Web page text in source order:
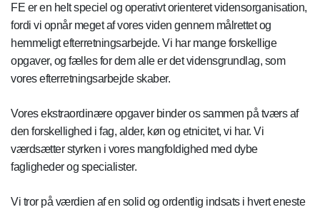
FE er en helt speciel og operativt orienteret vidensorganisation,
fordi vi opnår meget af vores viden gennem målrettet og
hemmeligt efterretningsarbejde. Vi har mange forskellige
opgaver, og fælles for dem alle er det vidensgrundlag, som
vores efterretningsarbejde skaber.
Vores ekstraordinære opgaver binder os sammen på tværs af
den forskellighed i fag, alder, køn og etnicitet, vi har. Vi
værdsætter styrken i vores mangfoldighed med dybe
fagligheder og specialister.
Vi tror på værdien af en solid og ordentlig indsats i hvert eneste